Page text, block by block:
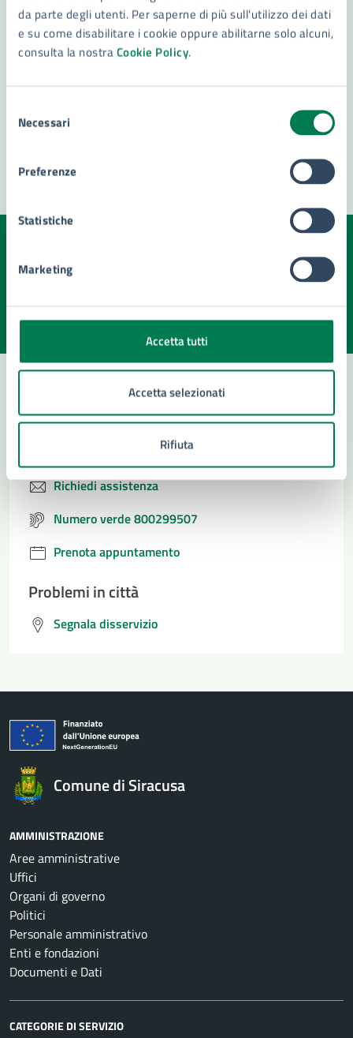
da parte degli utenti. Per saperne di più sull'utilizzo dei dati
e su come disabilitare i cookie oppure abilitarne solo alcuni,
consulta la nostraCookie Policy.
delNecessari
Preferenze
Statistiche
Marketing
Accetta tutti
Accetta selezionati
Rifiuta
Ascensori: messa in esercizio e assegnazione
matricola
Disposizioni Anticipate di Trattamento (DAT)
Quanto sono chiare le informazioni su questa
pagina?
Contatta il comune
Leggi le domande frequenti
Richiedi assistenza
Numero verde 800299507
Prenota appuntamento
Problemi in città
Segnala disservizio
Comune di Siracusa
AMMINISTRAZIONE
Aree amministrative
Uffici
Organi di governo
Politici
Personale amministrativo
Enti e fondazioni
Documenti e Dati
CATEGORIE DI SERVIZIO